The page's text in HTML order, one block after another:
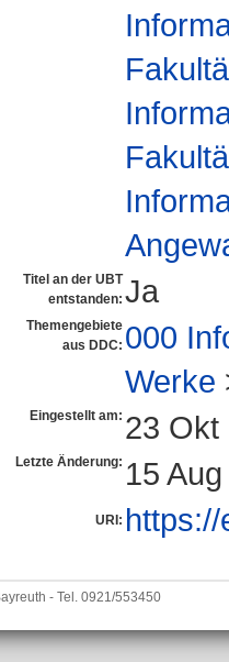
Titel an der UBT
entstanden: Ja
Themengebiete
aus DDC: 000
Werke
Eingestellt am: 23 Okt
Letzte Änderung: 15
URI:
- Tel. 0921/553450